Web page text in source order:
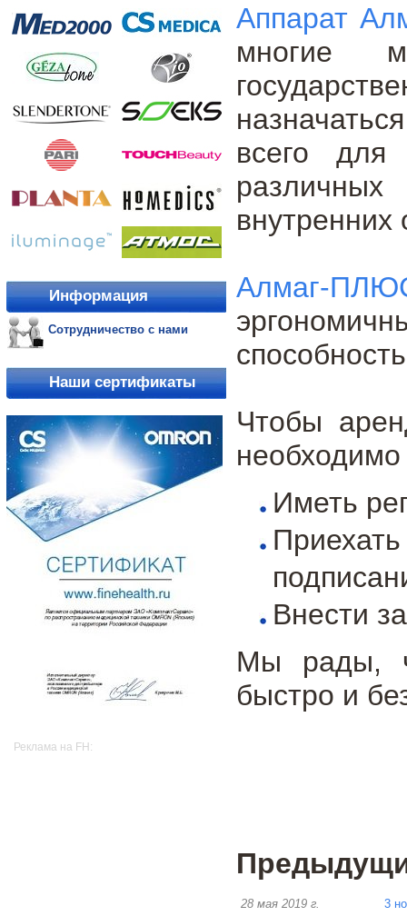
Информация
Сотрудничество с нами
Наши сертификаты
Реклама на FH:
Аппарат
многие
всего
различных
внутренних
Алмаг-
Чтобы
необходимо
Иметь
Внести
Мы рады,
быстро и
28 мая 2019 г.
3